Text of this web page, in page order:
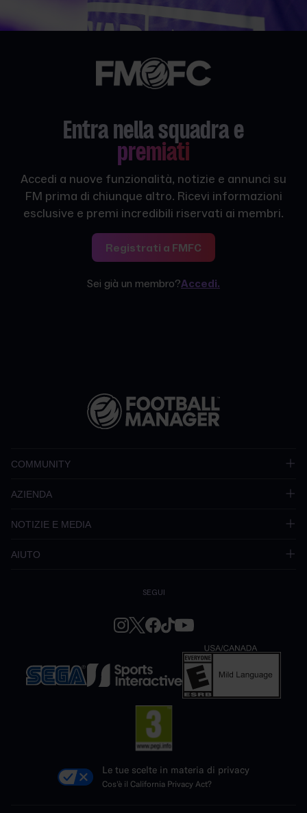
Entra nella squadra e
premiati
Accedi a nuove funzionalità, notizie e annunci su
FM prima di chiunque altro. Ricevi informazioni
esclusive e premi incredibili riservati ai membri.
Registrati a FMFC
Sei già un membro?Accedi.
COMMUNITY
AZIENDA
NOTIZIE E MEDIA
AIUTO
SEGUI
Le tue scelte in materia di privacy
Cos'è il California Privacy Act?